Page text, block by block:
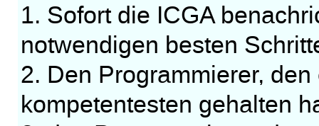
1. Sofort die ICGA
notwendigen besten
2. Den Programmierer,
kompetentesten gehalten